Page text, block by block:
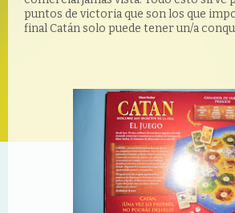
puntos de victoria que son los que
final Catán solo puede tener un/a